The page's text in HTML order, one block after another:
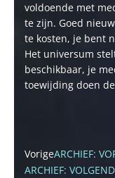
voldoende met
te zijn. Goed
te kosten, je bent
Het universum
beschikbaar, je
toewijding doen
VorigeARCHIEF:
ARCHIEF: